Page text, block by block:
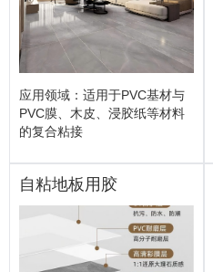
应用领域：适用于PVC基材与
PVC膜、木皮、浸胶纸等材料
的复合粘接
自粘地板用胶